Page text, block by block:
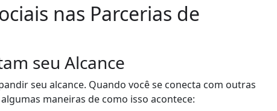
nas Parcerias de
seu Alcance
seu alcance. Quando você se conecta com outras
maneiras de como isso acontece: